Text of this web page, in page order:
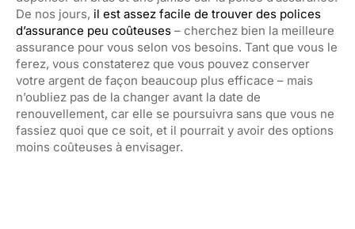
De nos jours, il est assez facile de trouver des polices
d’assurance peu coûteuses – cherchez bien la meilleure
assurance pour vous selon vos besoins. Tant que vous le
ferez, vous constaterez que vous pouvez conserver
votre argent de façon beaucoup plus efficace – mais
n’oubliez pas de la changer avant la date de
renouvellement, car elle se poursuivra sans que vous ne
fassiez quoi que ce soit, et il pourrait y avoir des options
moins coûteuses à envisager.